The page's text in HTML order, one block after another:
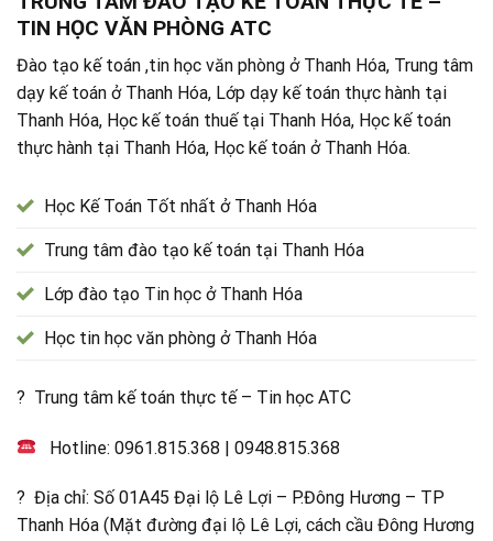
TIN HỌC VĂN PHÒNG ATC
Đào tạo kế toán ,tin học văn phòng ở Thanh Hóa, Trung tâm
dạy kế toán ở Thanh Hóa, Lớp dạy kế toán thực hành tại
Thanh Hóa, Học kế toán thuế tại Thanh Hóa, Học kế toán
thực hành tại Thanh Hóa, Học kế toán ở Thanh Hóa.
Học Kế Toán Tốt nhất ở Thanh Hóa
Trung tâm đào tạo kế toán tại Thanh Hóa
Lớp đào tạo Tin học ở Thanh Hóa
Học tin học văn phòng ở Thanh Hóa
? Trung tâm kế toán thực tế – Tin học ATC
Hotline:0961.815.368 |0948.815.368
? Địa chỉ: Số 01A45 Đại lộ Lê Lợi – P.Đông Hương – TP
Thanh Hóa (Mặt đường đại lộ Lê Lợi, cách cầu Đông Hương